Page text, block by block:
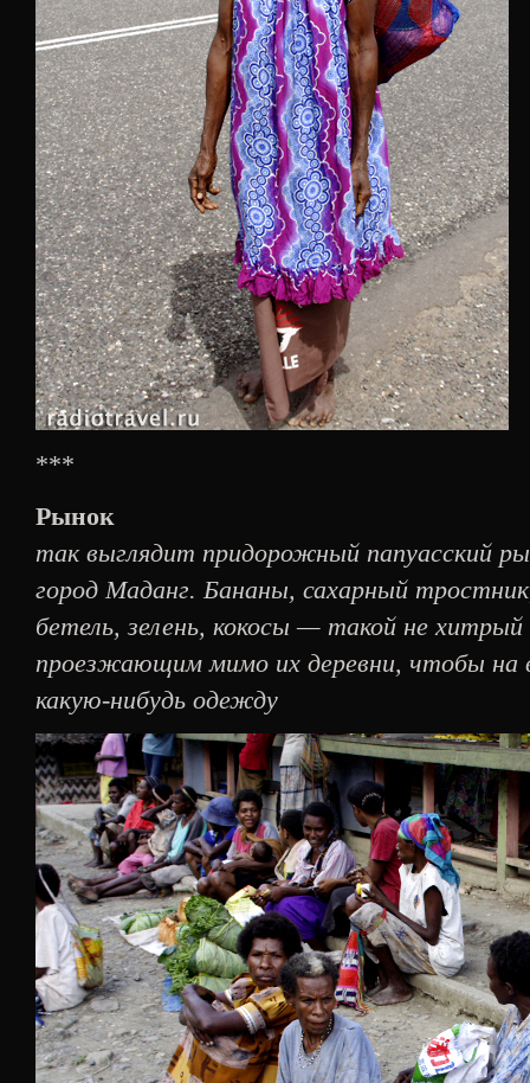
***
Рынок
так выглядит придорожный папуасский
город Маданг. Бананы, сахарный
бетель, зелень, кокосы — такой не
проезжающим мимо их деревни, чтобы на
какую-нибудь одежду